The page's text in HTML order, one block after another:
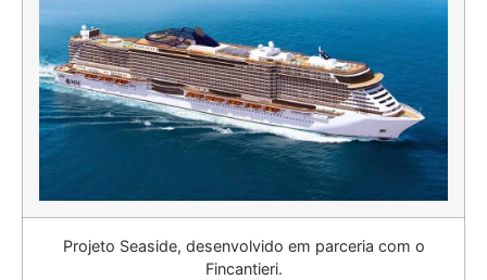
Projeto Seaside, desenvolvido em parceria com o
Fincantieri.